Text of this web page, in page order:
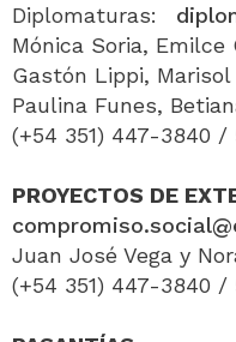
Diplomaturas:
Mónica Soria, Emilce
Gastón Lippi,
Paulina Funes,
(+54 351) 447-3840
PROYECTOS DE
Juan José Vega y
(+54 351) 447-3840 /